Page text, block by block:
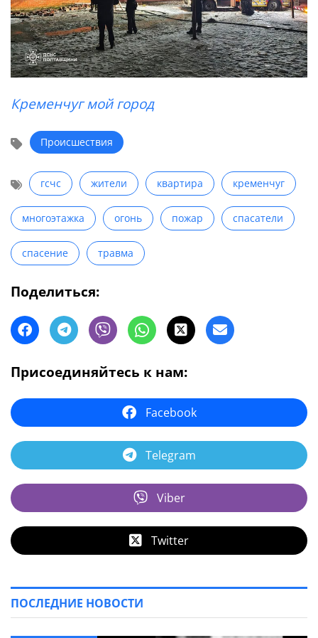
Кременчуг мой город
Происшествия
гсчс жители квартира кременчуг
многоэтажка огонь пожар спасатели
спасение травма
Поделиться:
Присоединяйтесь к нам:
Facebook
Telegram
Viber
Twitter
ПОСЛЕДНИЕ НОВОСТИ